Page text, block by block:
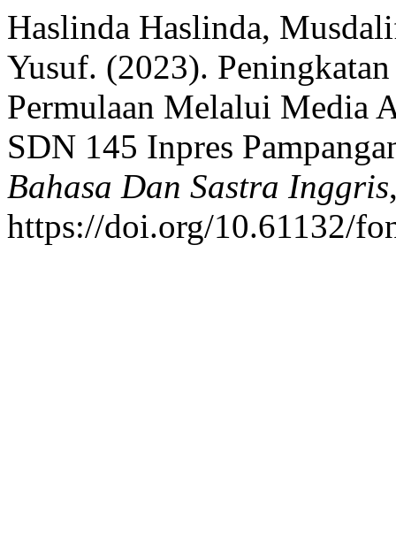
Haslinda Haslinda,
Yusuf. (2023).
Permulaan Melalui Media
SDN 145 Inpres
Bahasa Dan Sastra Inggris
https://doi.org/10.61132/